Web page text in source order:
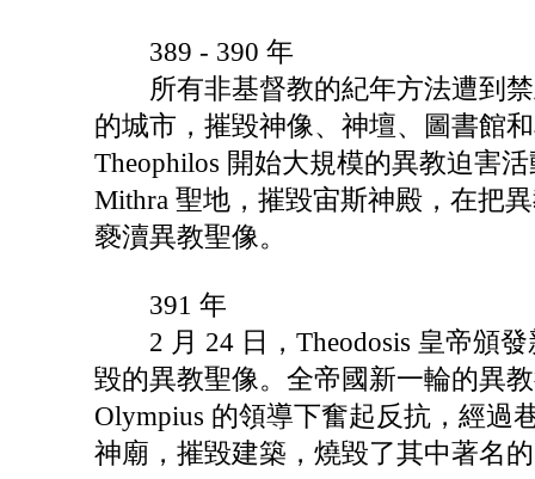
389 - 390 年
所有非基督教的紀年方法遭到禁
的城市，摧毀神像、神壇、圖書館
Theophilos 開始大規模的異教迫害
Mithra 聖地，摧毀宙斯神殿，在把
褻瀆異教聖像。
391 年
2 月 24 日，Theodosis 皇帝頒發
毀的異教聖像。全帝國新一輪的異
Olympius 的領導下奮起反抗，經過
神廟，摧毀建築，燒毀了其中著名